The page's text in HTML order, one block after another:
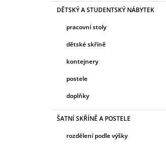
DĚTSKÝ A STUDENTSKÝ NÁBYTEK
pracovní stoly
dětské skříně
kontejnery
postele
doplňky
ŠATNÍ SKŘÍNĚ A POSTELE
rozdělení podle výšky